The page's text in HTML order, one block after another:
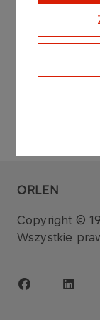
przekazane
ORLEN
Copyright ©
Wszystkie